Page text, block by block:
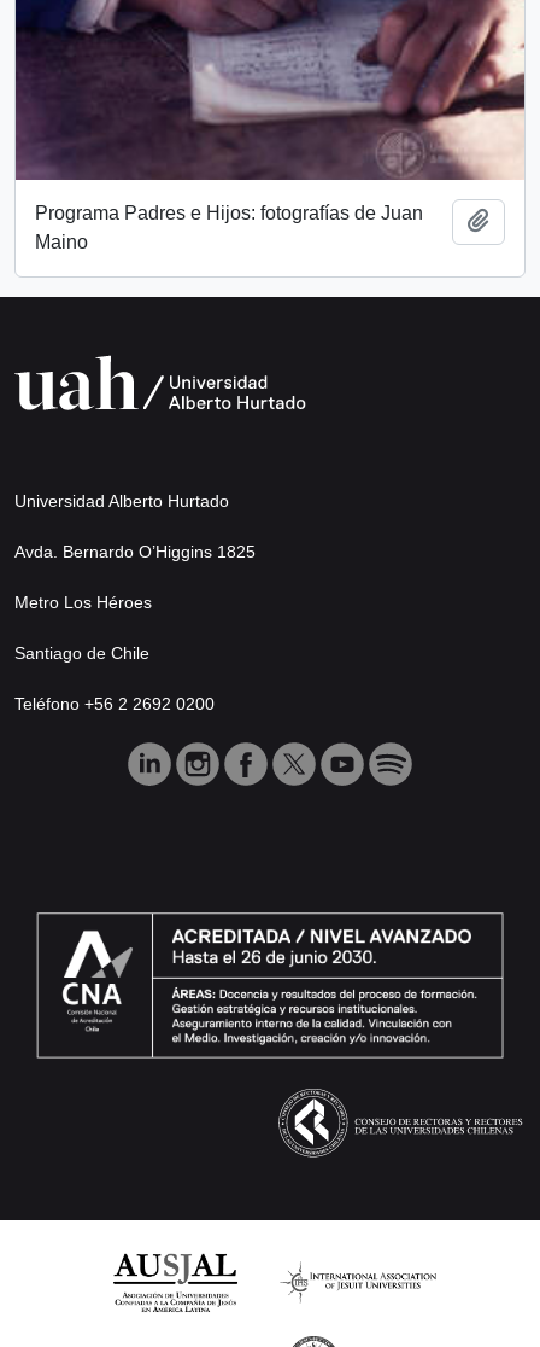
Programa Padres e Hijos: fotografías de Juan
Maino
Universidad Alberto Hurtado
Avda. Bernardo O’Higgins 1825
Metro Los Héroes
Santiago de Chile
Teléfono +56 2 2692 0200